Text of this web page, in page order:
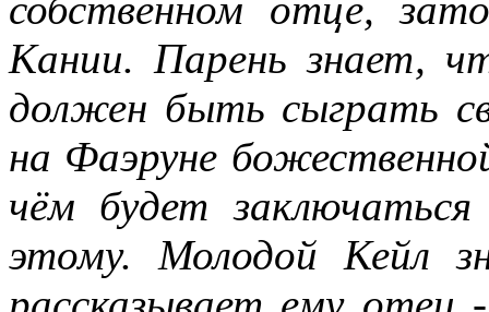
собственном отце,
Кании. Парень знает,
должен быть сыграть
на Фаэруне
чём будет
этому. Молодой Кейл